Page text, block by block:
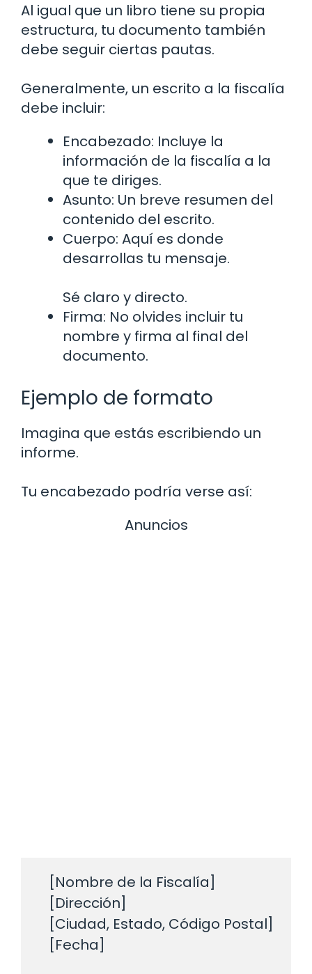
Al igual que un libro tiene su propia
estructura, tu documento también
debe seguir ciertas pautas.
Generalmente, un escrito a la fiscalía
debe incluir:
Encabezado: Incluye la
información de la fiscalía a la
que te diriges.
Asunto: Un breve resumen del
contenido del escrito.
Cuerpo: Aquí es donde
desarrollas tu mensaje.
Sé claro y directo.
Firma: No olvides incluir tu
nombre y firma al final del
documento.
Ejemplo de formato
Imagina que estás escribiendo un
informe.
Tu encabezado podría verse así:
Anuncios
    [Nombre de la Fiscalía]
    [Dirección]
    [Ciudad, Estado, Código Postal]
    [Fecha]